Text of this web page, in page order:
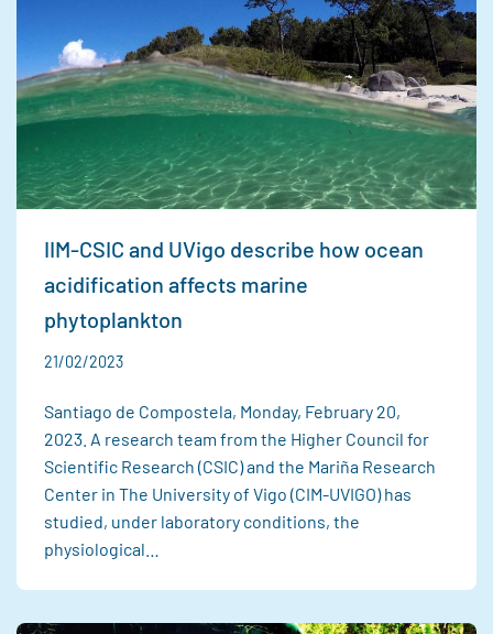
IIM-CSIC and UVigo describe how ocean
acidification affects marine
phytoplankton
21/02/2023
Santiago de Compostela, Monday, February 20,
2023. A research team from the Higher Council for
Scientific Research (CSIC) and the Mariña Research
Center in The University of Vigo (CIM-UVIGO) has
studied, under laboratory conditions, the
physiological…